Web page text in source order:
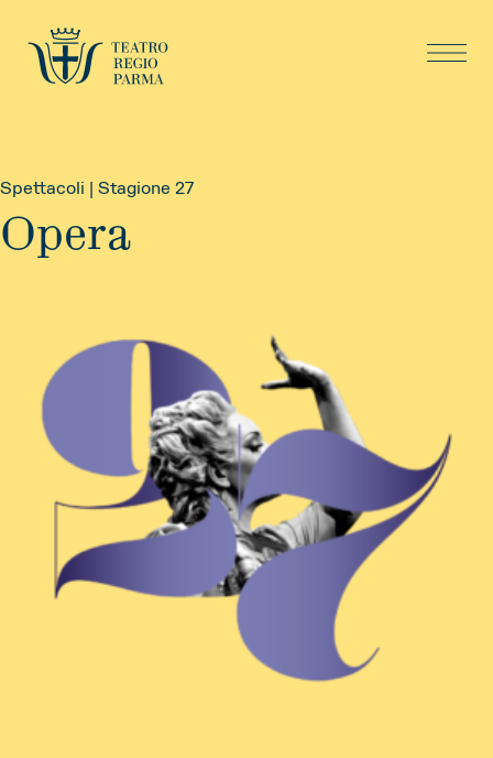
Spettacoli | Stagione 27
Opera